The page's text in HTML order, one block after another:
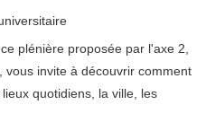
plénière proposée par l'axe 2,
invite à découvrir comment
quotidiens, la ville, les